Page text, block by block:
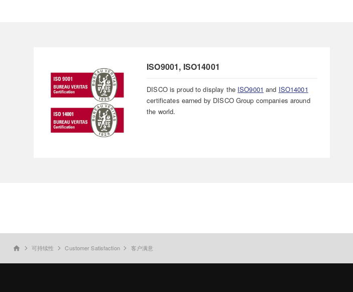
ISO9001, ISO14001
DISCO is proud to display the ISO9001 and ISO14001
certificates earned by DISCO Group companies around
the world.
home 可持续性 Customer Satisfaction 客户满意